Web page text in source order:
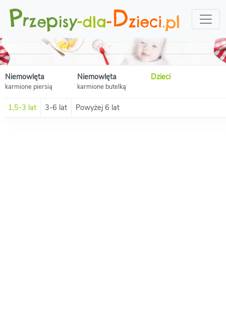
Niemowlęta
karmione piersią
Niemowlęta
karmione butelką
Dzieci
1,5-3 lat 3-6 lat Powyżej 6 lat